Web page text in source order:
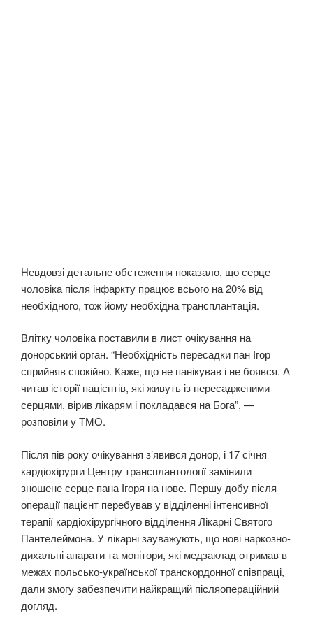
Невдовзі детальне обстеження показало, що серце
чоловіка після інфаркту працює всього на 20% від
необхідного, тож йому необхідна трансплантація.
Влітку чоловіка поставили в лист очікування на
донорський орган. “Необхідність пересадки пан Ігор
сприйняв спокійно. Каже, що не панікував і не боявся. А
читав історії пацієнтів, які живуть із пересадженими
серцями, вірив лікарям і покладався на Бога”, —
розповіли у ТМО.
Після пів року очікування з’явився донор, і 17 січня
кардіохірурги Центру трансплантології замінили
зношене серце пана Ігоря на нове. Першу добу після
операції пацієнт перебував у відділенні інтенсивної
терапії кардіохірургічного відділення Лікарні Святого
Пантелеймона. У лікарні зауважують, що нові наркозно-
дихальні апарати та монітори, які медзаклад отримав в
межах польсько-української транскордонної співпраці,
дали змогу забезпечити найкращий післяопераційний
догляд.